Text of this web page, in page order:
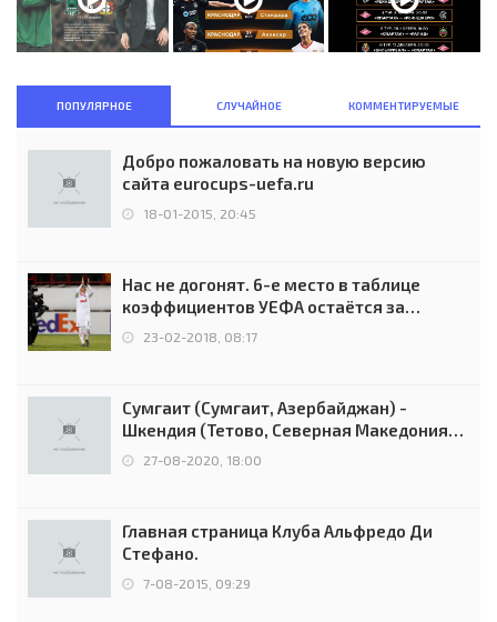
ПОПУЛЯРНОЕ СЛУЧАЙНОЕ КОММЕНТИРУЕМЫЕ
Добро пожаловать на новую версию
сайта eurocups-uefa.ru
18-01-2015, 20:45
Нас не догонят. 6-е место в таблице
коэффициентов УЕФА остаётся за
Россией
23-02-2018, 08:17
Сумгаит (Сумгаит, Азербайджан) -
Шкендия (Тетово, Северная Македония) -
0:2 (0:0)
27-08-2020, 18:00
Главная страница Клуба Альфредо Ди
Стефано.
7-08-2015, 09:29